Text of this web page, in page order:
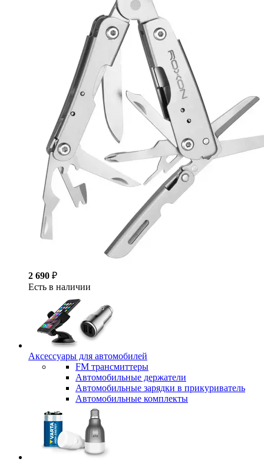
2 690 ₽
Есть в наличии
Аксессуары для автомобилей
FM трансмиттеры
Автомобильные держатели
Автомобильные зарядки в прикуриватель
Автомобильные комплекты